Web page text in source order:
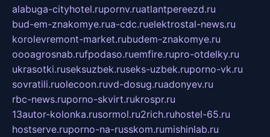
alabuga-cityhotel.rupornv.ruatlantpereezd.ru
bud-em-znakomye.rua-cdc.ruelektrostal-news.ru
korolevremont-market.rubudem-znakomye.ru
oooagrosnab.rufpodaso.ruemfire.rupro-otdelky.ru
ukrasotki.ruseksuzbek.ruseks-uzbek.ruporno-vk.ru
sovratili.ruolecoon.ruvd-dosug.ruadonyev.ru
rbc-news.ruporno-skvirt.rukrospr.ru
13autor-kolonka.rusormol.ru2rich.ruhostel-65.ru
hostserve.ruporno-na-russkom.rumishinlab.ru